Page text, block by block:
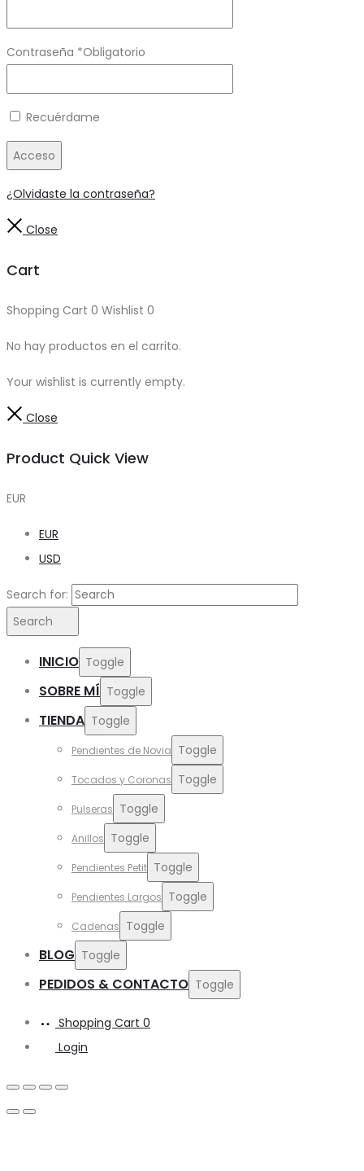
Contraseña *Obligatorio
Recuérdame
Acceso
¿Olvidaste la contraseña?
Close
Cart
Shopping Cart 0 Wishlist 0
No hay productos en el carrito.
Your wishlist is currently empty.
Close
Product Quick View
EUR
EUR
USD
Search for:
Search
INICIO Toggle
SOBRE MÍ Toggle
TIENDA Toggle
Pendientes de Novia Toggle
Tocados y Coronas Toggle
Pulseras Toggle
Anillos Toggle
Pendientes Petit Toggle
Pendientes Largos Toggle
Cadenas Toggle
BLOG Toggle
PEDIDOS & CONTACTO Toggle
Shopping Cart 0
Login